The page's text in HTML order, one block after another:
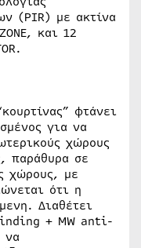
(PIR) με ακτίνα
και 12
φτάνει
για να
χώρους
παράθυρα σε
χώρους, με
ότι η
Διαθέτει
+ MW anti-
να